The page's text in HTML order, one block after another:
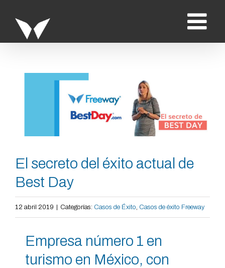
contenido
El secreto del éxito actual de
Best Day
12 abril 2019 Categorías: Casos de Éxito, Casos de éxito Freeway
Empresa número 1 en
turismo en México, con